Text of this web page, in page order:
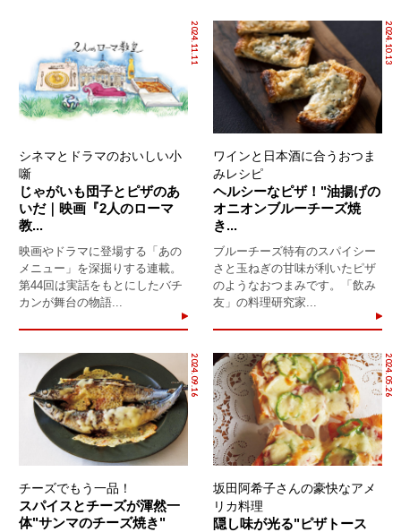
2024.11.11
シネマとドラマのおいしい小
噺
じゃがいも団子とピザのあ
いだ｜映画『2人のローマ
教...
映画やドラマに登場する「あの
メニュー」を深掘りする連載。
第44回は実話をもとにしたバチ
カンが舞台の物語...
2024.10.13
ワインと日本酒に合うおつま
みレシピ
ヘルシーなピザ！"油揚げの
オニオンブルーチーズ焼
き...
ブルーチーズ特有のスパイシー
さと玉ねぎの甘味が利いたピザ
のようなおつまみです。「飲み
友」の料理研究家...
2024.09.16
チーズでもう一品！
スパイスとチーズが渾然一
体"サンマのチーズ焼き"
2024.05.26
坂田阿希子さんの豪快なアメ
リカ料理
隠し味が光る"ピザトース